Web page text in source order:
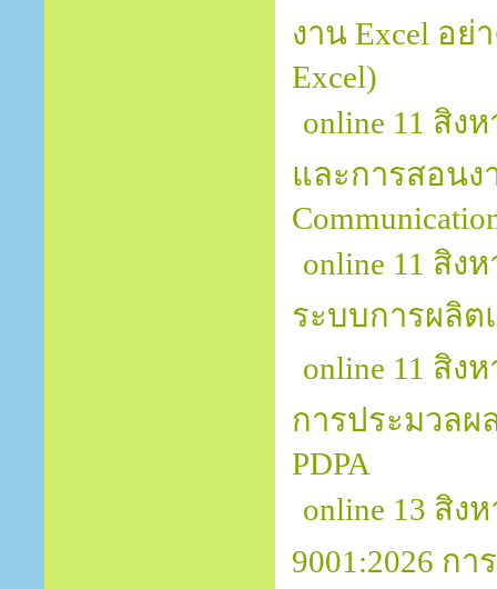
งาน Excel อย่
Excel)
online 11 สิง
และการสอนง
online 11 สิง
ระบบการผลิ
online 11 สิง
การประมวลผ
PDPA
online 13 สิง
9001:2026 ก